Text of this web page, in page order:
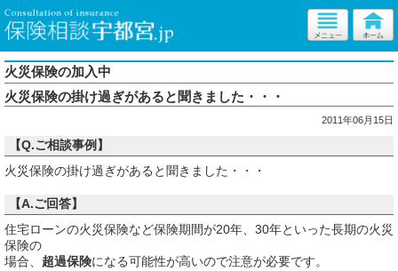
火災保険の加入中
火災保険の掛け過ぎがあると聞きました・・・
2011年06月15日
【Q.ご相談事例】
火災保険の掛け過ぎがあると聞きました・・・
【A.ご回答】
住宅ローンの火災保険など保険期間が20年、30年といった長期の火災
保険の
場合、 超過保険になる可能性が高いので注意が必要です。